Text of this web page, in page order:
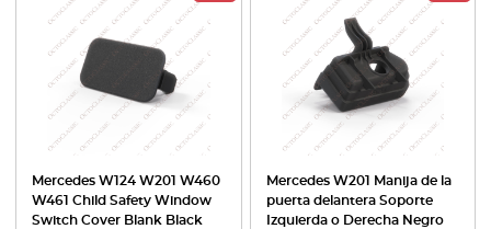
Mercedes W124 W201 W460
W461 Child Safety Window
Switch Cover Blank Black
Mercedes W201 Manija de la
puerta delantera Soporte
Izquierda o Derecha Negro